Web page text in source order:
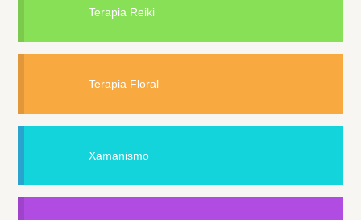
Terapia Reiki
Terapia Floral
Xamanismo